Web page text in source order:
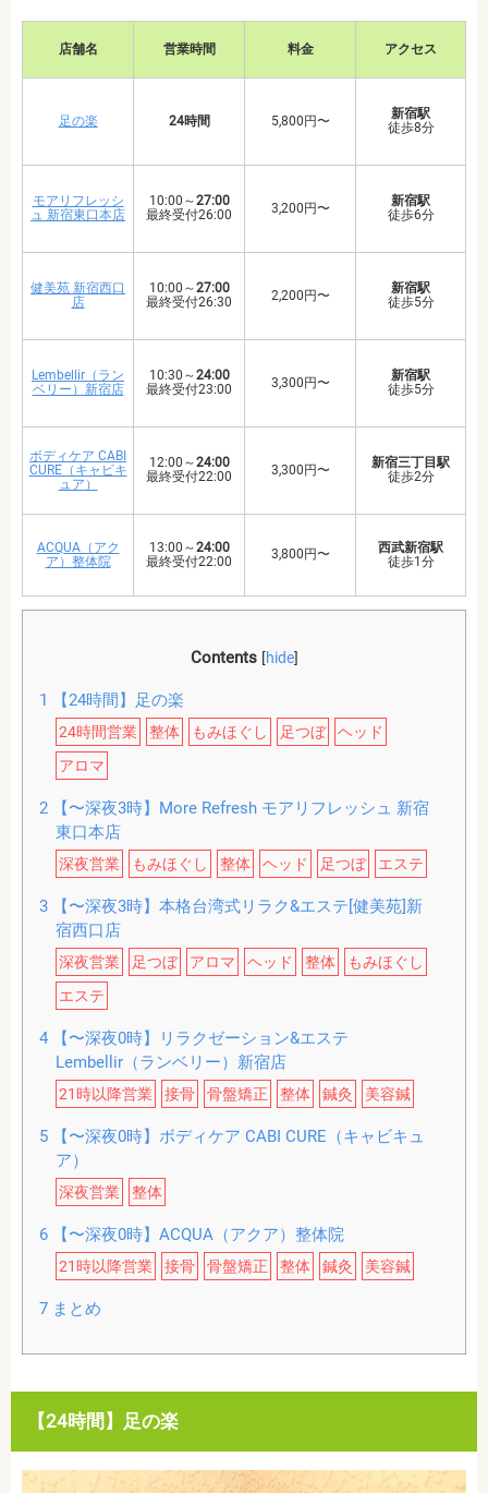
店舗名 営業時間 料金 アクセス
足の楽 24時間 5,800円〜
新宿駅
徒歩8分
モアリフレッシ
ュ 新宿東口本店
10:00～27:00
最終受付26:00
3,200円〜
新宿駅
徒歩6分
健美苑 新宿西口
店
10:00～27:00
最終受付26:30
2,200円〜
新宿駅
徒歩5分
Lembellir（ラン
ベリー）新宿店
10:30～24:00
最終受付23:00
3,300円〜
新宿駅
徒歩5分
ボディケア CABI
CURE（キャビキ
ュア）
12:00～24:00
最終受付22:00
3,300円〜
新宿三丁目駅
徒歩2分
ACQUA（アク
ア）整体院
13:00～24:00
最終受付22:00
3,800円〜
西武新宿駅
徒歩1分
Contents [hide]
1 【24時間】足の楽
24時間営業 整体 もみほぐし 足つぼ
ヘッド
アロマ
2【〜深夜3時】More Refresh モアリフレッシュ 新宿
東口本店
深夜営業 もみほぐし 整体 ヘッド 足つぼ エステ
3【〜深夜3時】本格台湾式リラク&エステ[健美苑]新
宿西口店
深夜営業 足つぼ アロマ ヘッド 整体
もみほぐし
エステ
4【〜深夜0時】リラクゼーション&エステ
Lembellir（ランベリー）新宿店
21時以降営業 接骨 骨盤矯正 整体 鍼灸 美容鍼
5【〜深夜0時】ボディケア CABI CURE（キャビキュ
ア）
深夜営業 整体
6【〜深夜0時】ACQUA（アクア）整体院
21時以降営業 接骨 骨盤矯正 整体 鍼灸 美容鍼
7まとめ
【24時間】足の楽